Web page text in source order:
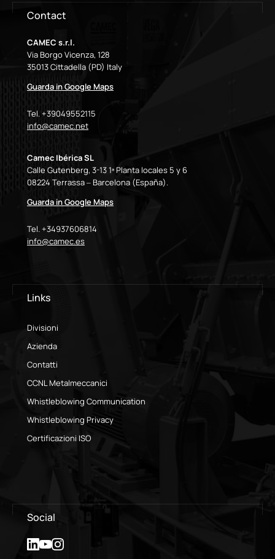
Contact
CAMEC s.r.l.
Via Borgo Vicenza, 128
35013 Cittadella (PD) Italy
Guarda in Google Maps
Tel. +39049552115
info@camec.net
Camec Ibérica SL
Calle Gutenberg, 3-13 1ª Planta locales 5 y 6
08224 Terrassa – Barcelona (España).
Guarda in Google Maps
Tel. +34937606814
info@camec.es
Links
Divisioni
Azienda
Contatti
CCNL Metalmeccanici
Whistleblowing Communication
Whistleblowing Privacy
Certificazioni ISO
Social